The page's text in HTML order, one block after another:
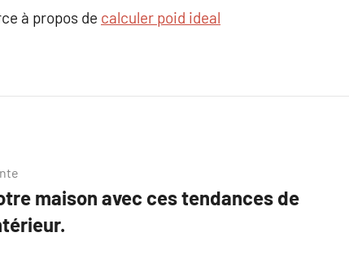
à propos de calculer poid ideal
maison avec ces tendances de